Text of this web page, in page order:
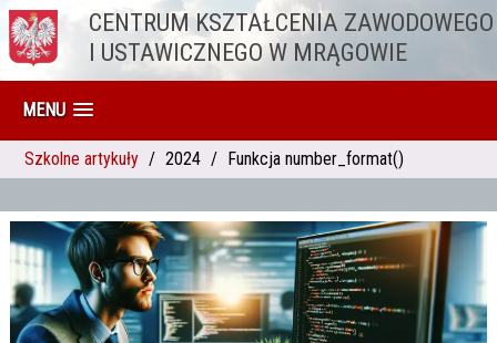
Przejdź do treściCENTRUM KSZTAŁCENIA ZAWODOWEGO
I USTAWICZNEGO W MRĄGOWIE
MENU
Szkolne artykuły 2024 Funkcja number_format()